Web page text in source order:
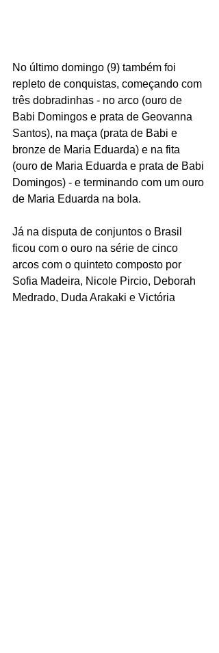
No último domingo (9) também foi
repleto de conquistas, começando com
três dobradinhas - no arco (ouro de
Babi Domingos e prata de Geovanna
Santos), na maça (prata de Babi e
bronze de Maria Eduarda) e na fita
(ouro de Maria Eduarda e prata de Babi
Domingos) - e terminando com um ouro
de Maria Eduarda na bola.
Já na disputa de conjuntos o Brasil
ficou com o ouro na série de cinco
arcos com o quinteto composto por
Sofia Madeira, Nicole Pircio, Deborah
Medrado, Duda Arakaki e Victória